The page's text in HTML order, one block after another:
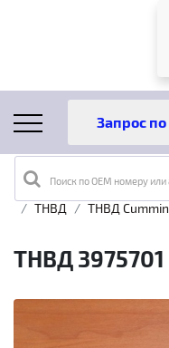
Поиск по OEM номеру или
Главная Каталог
ТНВД
ТНВД
ТНВД